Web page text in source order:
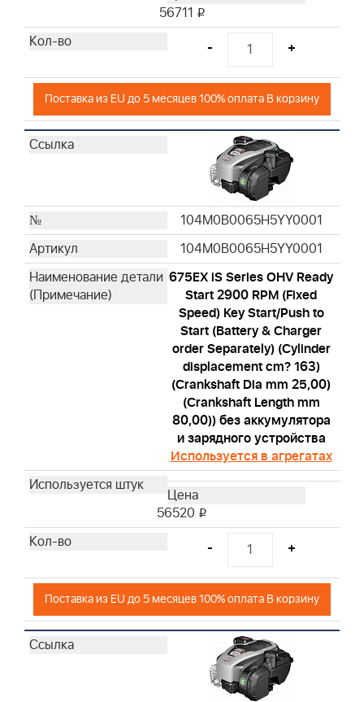
56711 i
- +
Поставка из EU до 5 месяцев 100% оплата В корзину
104M0B0065H5YY0001
104M0B0065H5YY0001
675EX iS Series OHV Ready
Start 2900 RPM (Fixed
Speed) Key Start/Push to
Start (Battery & Charger
order Separately) (Cylinder
displacement cm? 163)
(Crankshaft Dia mm 25,00)
(Crankshaft Length mm
80,00)) без аккумулятора
и зарядного устройства
Используется в агрегатах
56520 i
- +
Поставка из EU до 5 месяцев 100% оплата В корзину